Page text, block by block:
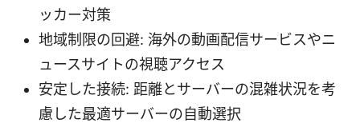
ッカー対策
地域制限の回避: 海外の動画配信サービスやニ
ュースサイトの視聴アクセス
安定した接続: 距離とサーバーの混雑状況を考
慮した最適サーバーの自動選択